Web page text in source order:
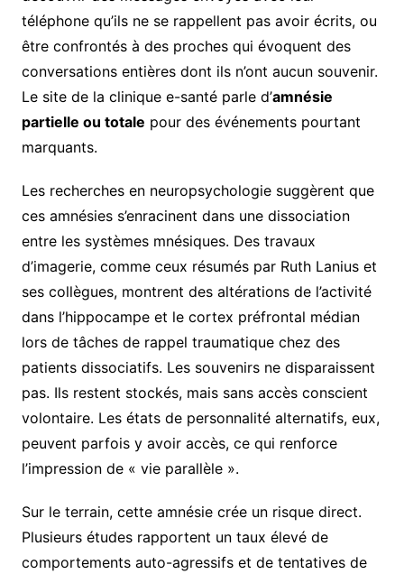
téléphone qu’ils ne se rappellent pas avoir écrits, ou
être confrontés à des proches qui évoquent des
conversations entières dont ils n’ont aucun souvenir.
Le site de la clinique e-santé parle d’amnésie
partielle ou totale pour des événements pourtant
marquants.
Les recherches en neuropsychologie suggèrent que
ces amnésies s’enracinent dans une dissociation
entre les systèmes mnésiques. Des travaux
d’imagerie, comme ceux résumés par Ruth Lanius et
ses collègues, montrent des altérations de l’activité
dans l’hippocampe et le cortex préfrontal médian
lors de tâches de rappel traumatique chez des
patients dissociatifs. Les souvenirs ne disparaissent
pas. Ils restent stockés, mais sans accès conscient
volontaire. Les états de personnalité alternatifs, eux,
peuvent parfois y avoir accès, ce qui renforce
l’impression de « vie parallèle ».
Sur le terrain, cette amnésie crée un risque direct.
Plusieurs études rapportent un taux élevé de
comportements auto-agressifs et de tentatives de